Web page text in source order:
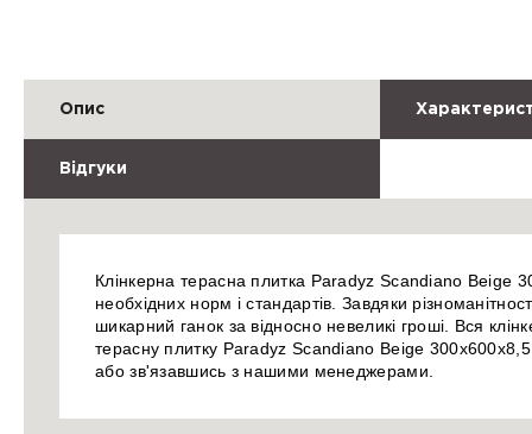
Опис
Відгуки
Клінкерна терасна плитка Paradyz Scandiano Beige
необхідних норм і стандартів. Завдяки
шикарний ганок за відносно невеликі гроші. Вся
терасну плитку Paradyz Scandiano Beige
або зв'язавшись з нашими менеджерами.